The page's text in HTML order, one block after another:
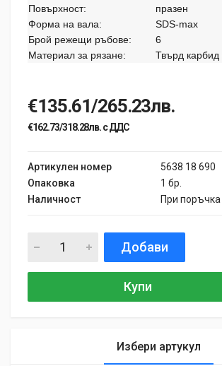
Повърхност:
празен
Форма на вала:
SDS-max
Брой режещи ръбове:
6
Материал за рязане:
Твърд карбид
€135.61/265.23лв.
€162.73/318.28лв. с ДДС
Артикулен номер
5638 18 690
Опаковка
1 бр.
Наличност
При поръчка
Добави
Купи
Избери артукул